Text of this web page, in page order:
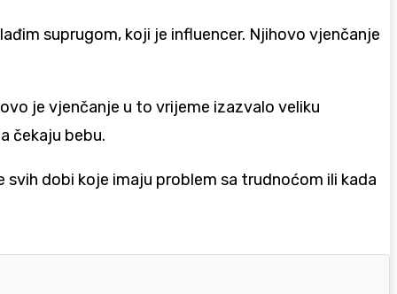
suprugom, koji je influencer. Njihovo vjenčanje
je vjenčanje u to vrijeme izazvalo veliku
čekaju bebu.
dobi koje imaju problem sa trudnoćom ili kada